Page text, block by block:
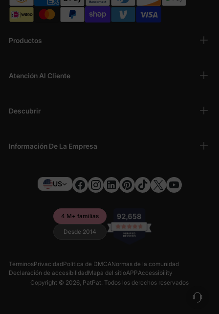
Productos
Atención Al Cliente
Descubrir
Información De La Empresa
US
4 M+ familias
Desde 2014
TérminosPrivacidadPolítica de DMCANormas de la comunidad
Declaración de accesibilidadMapa del sitioAPPAccessibility
Copyright © 2026, PatPat. Todos los derechos reservados